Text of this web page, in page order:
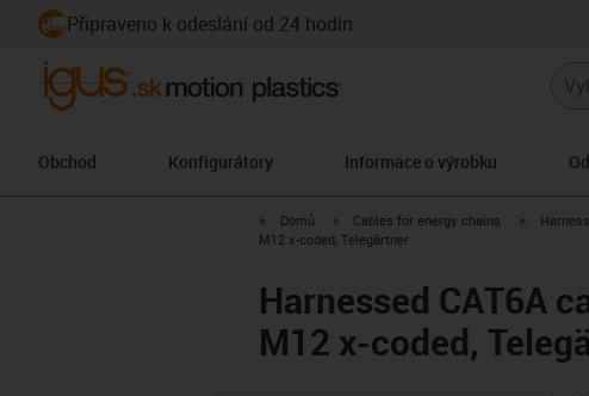
Připraveno k odeslání od 24 hodin
Obchod Konfigurátory Informace o výrobku
igus-icon-arrow-right
Domů igus-icon-arrow-right
Cables for energy chains igus-
M12 x-coded, Telegärtner
Harnessed CAT6A
M12 x-coded,